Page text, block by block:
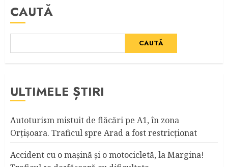
CAUTĂ
CAUTĂ
ULTIMELE ȘTIRI
Autoturism mistuit de flăcări pe A1, în zona
Orțișoara. Traficul spre Arad a fost restricționat
Accident cu o maşină şi o motocicletă, la Margina!